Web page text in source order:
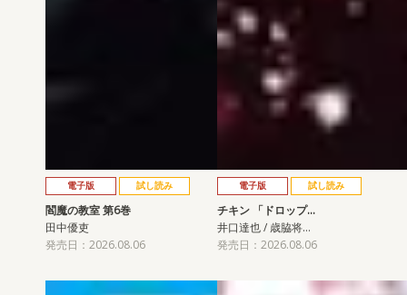
電子版 試し読み
閻魔の教室 第6巻
田中優吏
発売日：2026.08.06
電子版 試し読み
チキン 「ドロップ…
井口達也 / 歳脇将…
発売日：2026.08.06